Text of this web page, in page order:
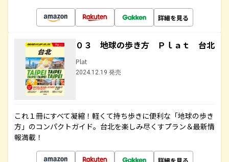
詳細を見る
０３ 地球の歩き方 Ｐｌａｔ 台北
Plat
2024.12.19 発売
これ１冊にすべて凝縮！軽くて持ち歩きに便利な「地球の歩き
方」のコンパクトガイド。台北を楽しみ尽くすプラン＆最新情
報満載！
詳細を見る